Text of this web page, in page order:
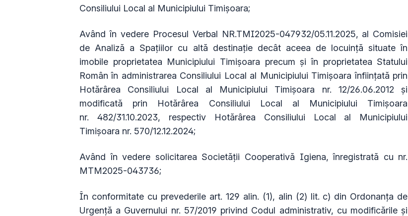
Consiliului Local al Municipiului Timișoara;
Având în vedere Procesul Verbal NR.TMI2025-047932/05.11.2025, al Comisiei
de Analiză a Spaţiilor cu altă destinaţie decât aceea de locuinţă situate în
imobile proprietatea Municipiului Timişoara precum şi în proprietatea Statului
Român în administrarea Consiliului Local al Municipiului Timişoara înfiinţată prin
Hotărârea Consiliului Local al Municipiului Timișoara nr.
12/26.06.2012
şi
modificată prin Hotărârea Consiliului Local al Municipiului Timișoara
nr.
482/31.10.2023,
respectiv Hotărârea Consiliului Local al Municipiului
Timișoara nr. 570/12.12.2024;
Având în vedere solicitarea Societății Cooperativă Igiena, înregistrată cu nr.
MTM2025-043736;
În conformitate cu prevederile art. 129 alin. (1), alin (2) lit. c) din Ordonanța de
Urgență a Guvernului nr. 57/2019 privind Codul administrativ, cu modificările și